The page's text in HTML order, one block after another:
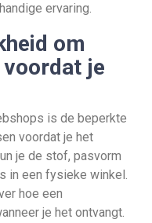
ervaring.
om
je
is de beperkte
voordat je het
je de stof, pasvorm
in een fysieke winkel.
hoe een
je het ontvangt.